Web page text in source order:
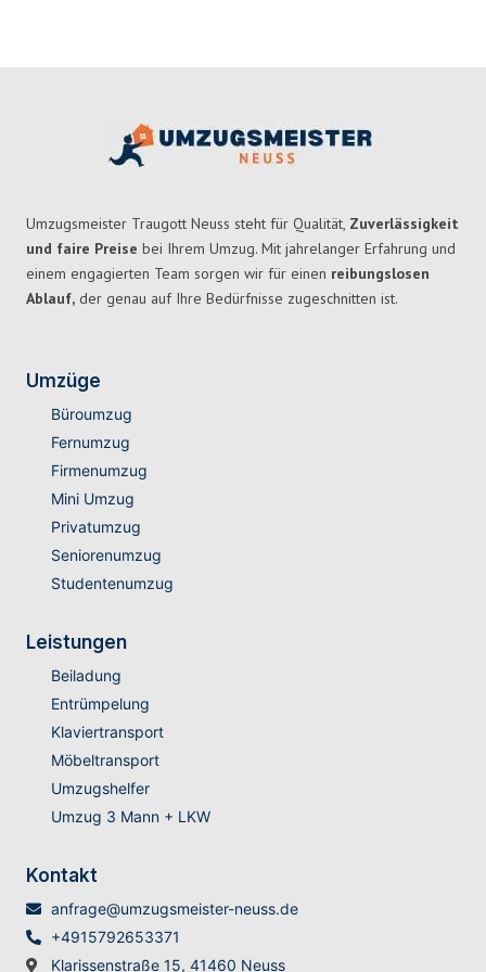
Umzugsmeister Traugott Neuss steht für Qualität, Zuverlässigkeit
und faire Preise bei Ihrem Umzug. Mit jahrelanger Erfahrung und
einem engagierten Team sorgen wir für einen reibungslosen
Ablauf, der genau auf Ihre Bedürfnisse zugeschnitten ist.
Umzüge
Büroumzug
Fernumzug
Firmenumzug
Mini Umzug
Privatumzug
Seniorenumzug
Studentenumzug
Leistungen
Beiladung
Entrümpelung
Klaviertransport
Möbeltransport
Umzugshelfer
Umzug 3 Mann + LKW
Kontakt
anfrage@umzugsmeister-neuss.de
+4915792653371
Klarissenstraße 15, 41460 Neuss